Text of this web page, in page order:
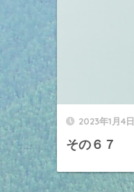
2023年1月4日
その６７